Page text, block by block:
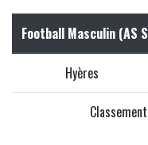
Football Masculin (AS
Hyères